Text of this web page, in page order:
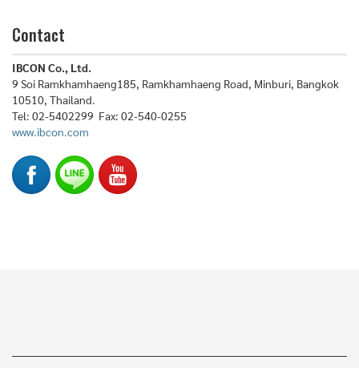
Contact
IBCON Co., Ltd.
9 Soi Ramkhamhaeng185, Ramkhamhaeng Road, Minburi, Bangkok
10510, Thailand.
Tel: 02-5402299 Fax: 02-540-0255
www.ibcon.com